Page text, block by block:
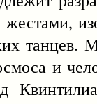
жестами,
танцев.
и